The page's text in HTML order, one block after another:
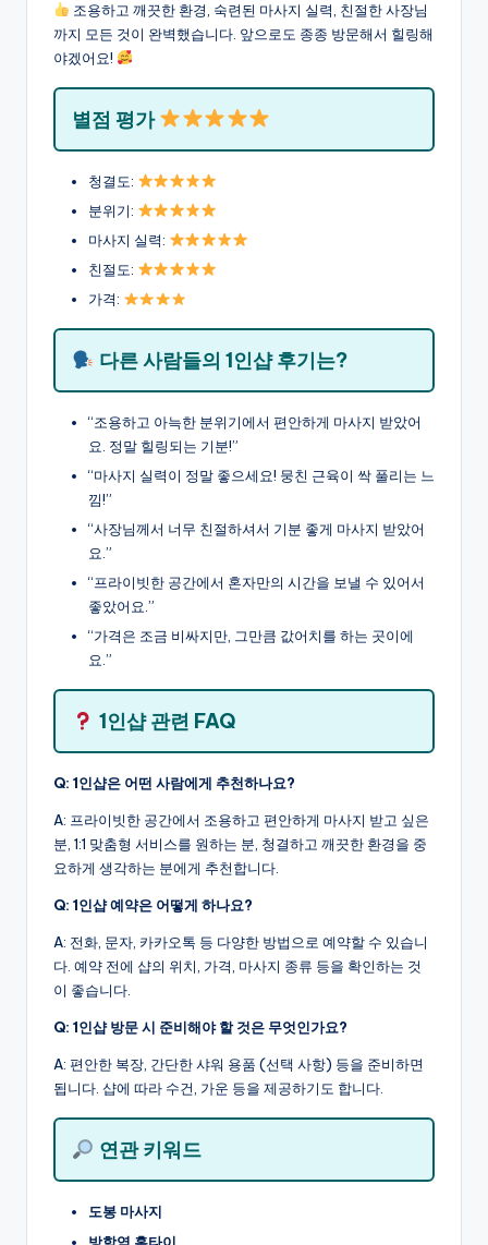
조용하고 깨끗한 환경, 숙련된 마사지 실력, 친절한 사장님
까지 모든 것이 완벽했습니다. 앞으로도 종종 방문해서 힐링해
야겠어요!
별점 평가
청결도:
분위기:
마사지 실력:
친절도:
가격:
다른 사람들의 1인샵 후기는?
“조용하고 아늑한 분위기에서 편안하게 마사지 받았어
요. 정말 힐링되는 기분!”
“마사지 실력이 정말 좋으세요! 뭉친 근육이 싹 풀리는 느
낌!”
“사장님께서 너무 친절하셔서 기분 좋게 마사지 받았어
요.”
“프라이빗한 공간에서 혼자만의 시간을 보낼 수 있어서
좋았어요.”
“가격은 조금 비싸지만, 그만큼 값어치를 하는 곳이에
요.”
1인샵 관련 FAQ
Q: 1인샵은 어떤 사람에게 추천하나요?
A: 프라이빗한 공간에서 조용하고 편안하게 마사지 받고 싶은
분, 1:1 맞춤형 서비스를 원하는 분, 청결하고 깨끗한 환경을 중
요하게 생각하는 분에게 추천합니다.
Q: 1인샵 예약은 어떻게 하나요?
A: 전화, 문자, 카카오톡 등 다양한 방법으로 예약할 수 있습니
다. 예약 전에 샵의 위치, 가격, 마사지 종류 등을 확인하는 것
이 좋습니다.
Q: 1인샵 방문 시 준비해야 할 것은 무엇인가요?
A: 편안한 복장, 간단한 샤워 용품 (선택 사항) 등을 준비하면
됩니다. 샵에 따라 수건, 가운 등을 제공하기도 합니다.
연관 키워드
도봉 마사지
방학역 홈타이